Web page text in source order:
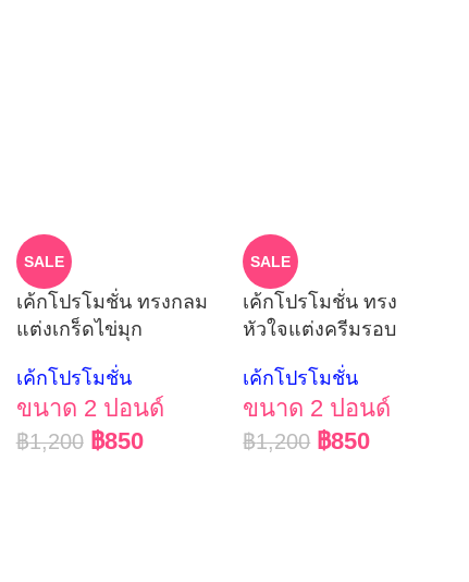
SALE
เค้กโปรโมชั่น ทรงกลม
แต่งเกร็ดไข่มุก
เค้กโปรโมชั่น
ขนาด 2 ปอนด์
฿1,200 ฿850
SALE
เค้กโปรโมชั่น ทรง
หัวใจแต่งครีมรอบ
เค้กโปรโมชั่น
ขนาด 2 ปอนด์
฿1,200 ฿850